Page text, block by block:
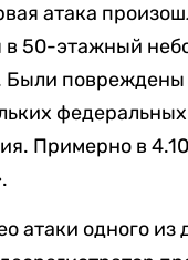
атака
50-этажный
Были
Примерно в
атаки одного